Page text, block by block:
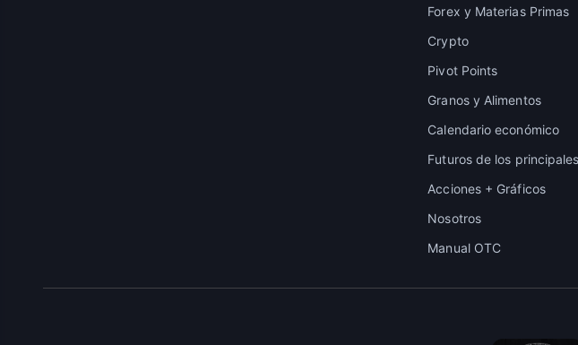
Forex y Materias Primas
Crypto
Pivot Points
Granos y Alimentos
Calendario económico
Futuros de los
Acciones + Gráficos
Nosotros
Manual OTC